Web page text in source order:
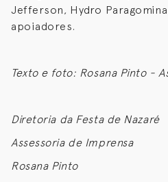
Jefferson, Hydro
apoiadores.
Texto e foto: Rosana Pinto -
Diretoria da Festa de Nazaré
Assessoria de Imprensa
Rosana Pinto